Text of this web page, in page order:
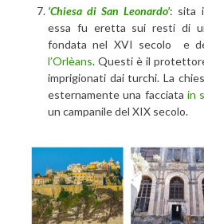
‘Chiesa di San Leonardo’: sita
essa fu eretta sui resti di
fondata nel XVI secolo e
l’Orlèans. Questi è il
imprigionati dai turchi. La
esternamente una facciata in
un campanile del XIX secolo.